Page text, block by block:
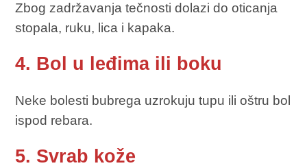
Zbog zadržavanja tečnosti dolazi do oticanja
stopala, ruku, lica i kapaka.
4. Bol u leđima ili boku
Neke bolesti bubrega uzrokuju tupu ili oštru bol
ispod rebara.
5. Svrab kože